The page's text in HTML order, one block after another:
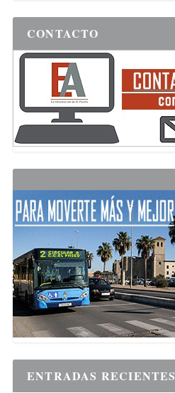
CONTACTO
ENTRADAS RECIENTES